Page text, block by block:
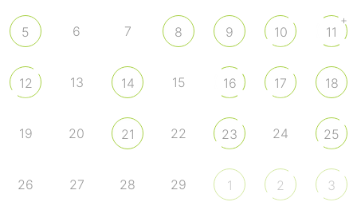
5 6 7 8 9 10 11
+
12 13 14 15 16 17 18
19 20 21 22 23 24 25
26 27 28 29 1 2 3